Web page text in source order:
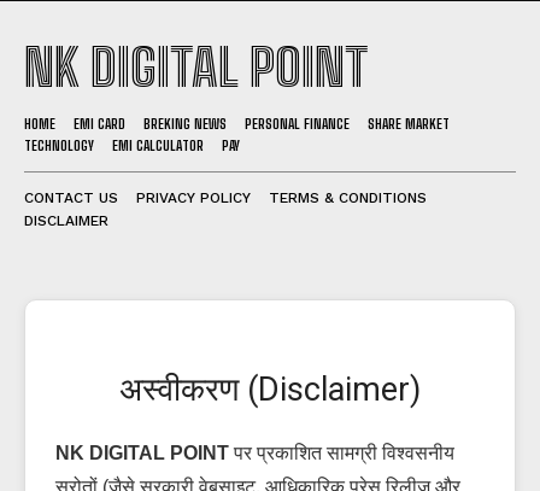
NK DIGITAL POINT
HOME EMI CARD BREKING NEWS PERSONAL FINANCE
SHARE MARKET
TECHNOLOGY
EMI CALCULATOR PAY
CONTACT US PRIVACY POLICY
TERMS & CONDITIONS
DISCLAIMER
अस्वीकरण (Disclaimer)
NK DIGITAL POINTपर प्रकाशित सामग्री विश्वसनीय